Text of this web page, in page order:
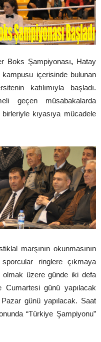
Boks Şampiyonası, Hatay
içerisinde bulunan
katılımıyla başladı.
geçen müsabakalarda
kıyasıya mücadele
marşının okunmasının
ringlere çıkmaya
olmak üzere günde iki defa
günü yapılacak
günü yapılacak. Saat
“Türkiye Şampiyonu”